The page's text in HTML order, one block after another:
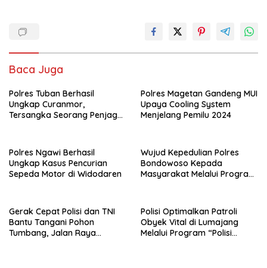
Baca Juga
Polres Tuban Berhasil
Ungkap Curanmor,
Tersangka Seorang Penjaga
Polres Magetan Gandeng MUI
Upaya Cooling System
Menjelang Pemilu 2024
Polres Ngawi Berhasil
Ungkap Kasus Pencurian
Sepeda Motor di Widodaren
Wujud Kepedulian Polres
Bondowoso Kepada
Masyarakat Melalui Program
Gerak Cepat Polisi dan TNI
Bantu Tangani Pohon
Tumbang, Jalan Raya
Polisi Optimalkan Patroli
Obyek Vital di Lumajang
Melalui Program “Polisi